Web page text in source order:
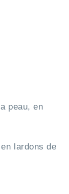
peau, en
lardons de